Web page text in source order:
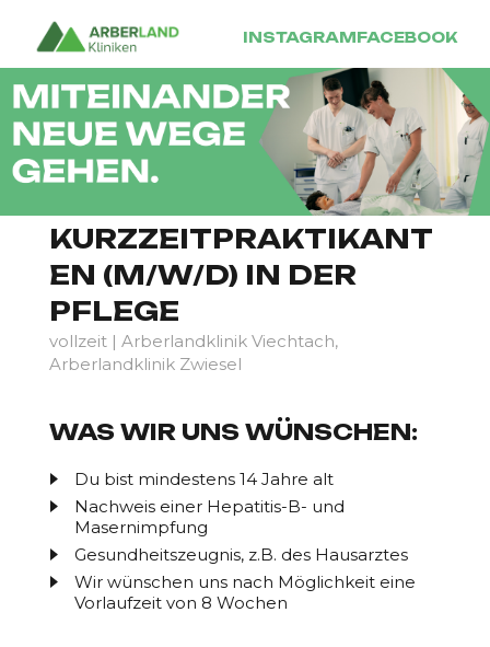
INSTAGRAMFACEBOOK
KURZZEITPRAKTIKANT
EN (M/W/D) IN DER
PFLEGE
vollzeit | Arberlandklinik Viechtach,
Arberlandklinik Zwiesel
WAS WIR UNS WÜNSCHEN:
Du bist mindestens 14 Jahre alt
Nachweis einer Hepatitis-B- und
Masernimpfung
Gesundheitszeugnis, z.B. des Hausarztes
Wir wünschen uns nach Möglichkeit eine
Vorlaufzeit von 8 Wochen